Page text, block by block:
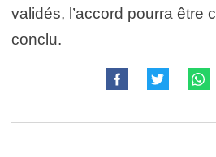
validés, l’accord pourra être
conclu.